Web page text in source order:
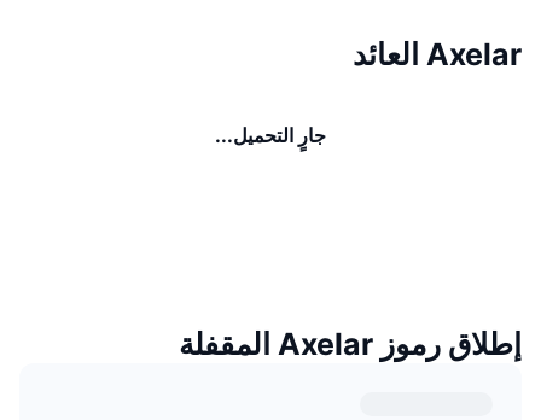
Axelar العائد
جارٍ التحميل...
إطلاق رموز Axelar المقفلة